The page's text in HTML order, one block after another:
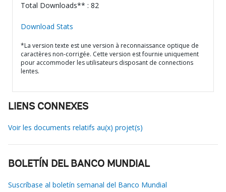
Total Downloads** : 82
Download Stats
*La version texte est une version à reconnaissance optique de
caractères non-corrigée. Cette version est fournie uniquement
pour accommoder les utilisateurs disposant de connections
lentes.
LIENS CONNEXES
Voir les documents relatifs au(x) projet(s)
BOLETÍN DEL BANCO MUNDIAL
Suscríbase al boletín semanal del Banco Mundial